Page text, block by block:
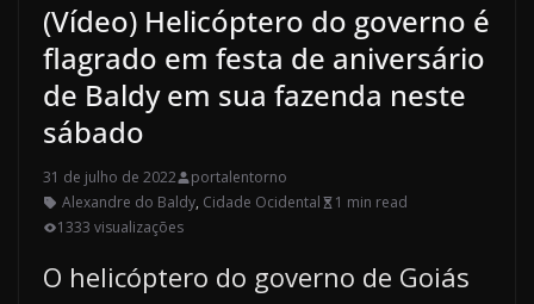
(Vídeo) Helicóptero do governo é
flagrado em festa de aniversário
de Baldy em sua fazenda neste
sábado
31 de julho de 2022
portalentorno
Alexandre do Baldy, Cidade Ocidental
1 min read
1333 visualizações
O helicóptero do governo de Goiás